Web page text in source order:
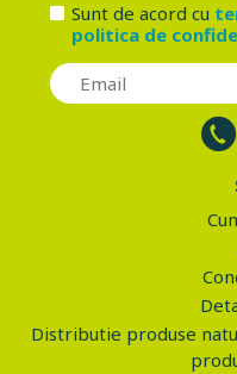
Sunt de acord cu
politica de
Distributie produse